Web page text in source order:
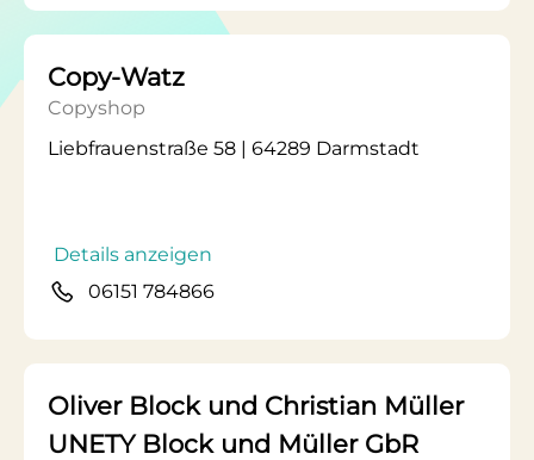
Copy-Watz
Copyshop
Liebfrauenstraße 58 | 64289 Darmstadt
Details anzeigen
06151 784866
Oliver Block und Christian Müller
UNETY Block und Müller GbR